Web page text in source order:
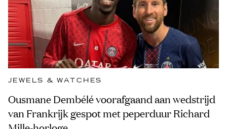
JEWELS & WATCHES
Ousmane Dembélé voorafgaand aan wedstrijd
van Frankrijk gespot met peperduur Richard